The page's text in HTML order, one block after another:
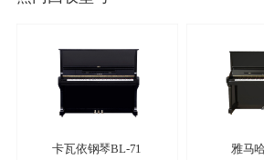
卡瓦依钢琴BL-71 雅马